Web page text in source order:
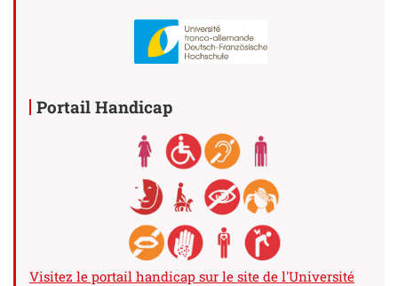
Portail Handicap
Visitez le portail handicap sur le site de l'Université